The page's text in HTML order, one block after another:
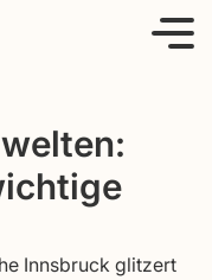
Innsbruck glitzert